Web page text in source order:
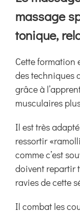
Boutique
Ressources
Contact
massage
tonique,
Cette formation
des techniques
grâce à
musculaires
Il est très
ressortir
comme c’est
doivent repartir
ravies de cette
Il combat les